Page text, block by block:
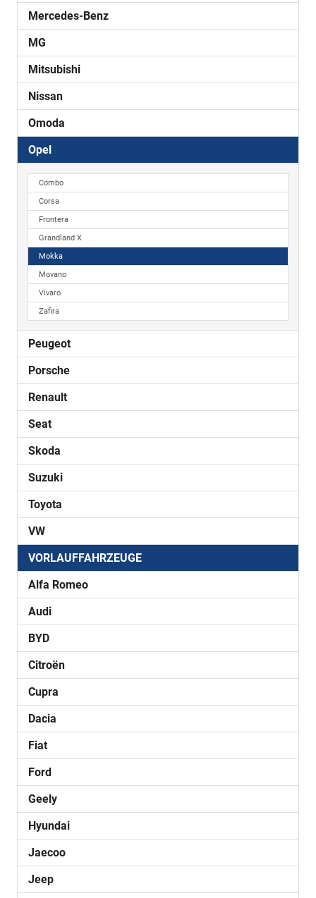
Mercedes-Benz
MG
Mitsubishi
Nissan
Omoda
Opel
Combo
Corsa
Frontera
Grandland X
Mokka
Movano
Vivaro
Zafira
Peugeot
Porsche
Renault
Seat
Skoda
Suzuki
Toyota
VW
VORLAUFFAHRZEUGE
Alfa Romeo
Audi
BYD
Citroën
Cupra
Dacia
Fiat
Ford
Geely
Hyundai
Jaecoo
Jeep